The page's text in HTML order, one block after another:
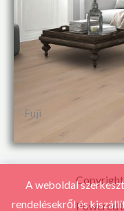
A weboldal
rendelésekről és
Fuji
Powered